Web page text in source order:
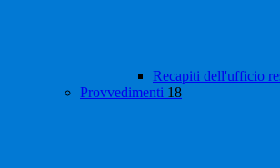
Recapiti dell'ufficio
Provvedimenti 18